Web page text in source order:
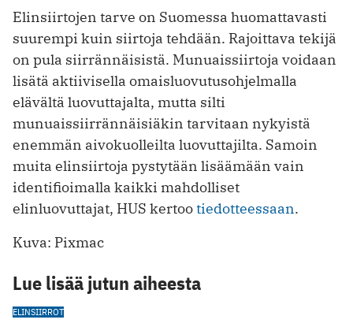
Elinsiirtojen tarve on Suomessa huomattavasti
suurempi kuin siirtoja tehdään. Rajoittava tekijä
on pula siirrännäisistä. Munuaissiirtoja voidaan
lisätä aktiivisella omaisluovutusohjelmalla
elävältä luovuttajalta, mutta silti
munuaissiirrännäisiäkin tarvitaan nykyistä
enemmän aivokuolleilta luovuttajilta. Samoin
muita elinsiirtoja pystytään lisäämään vain
identifioimalla kaikki mahdolliset
elinluovuttajat, HUS kertootiedotteessaan.
Kuva: Pixmac
Lue lisää jutun aiheesta
ELINSIIRROT